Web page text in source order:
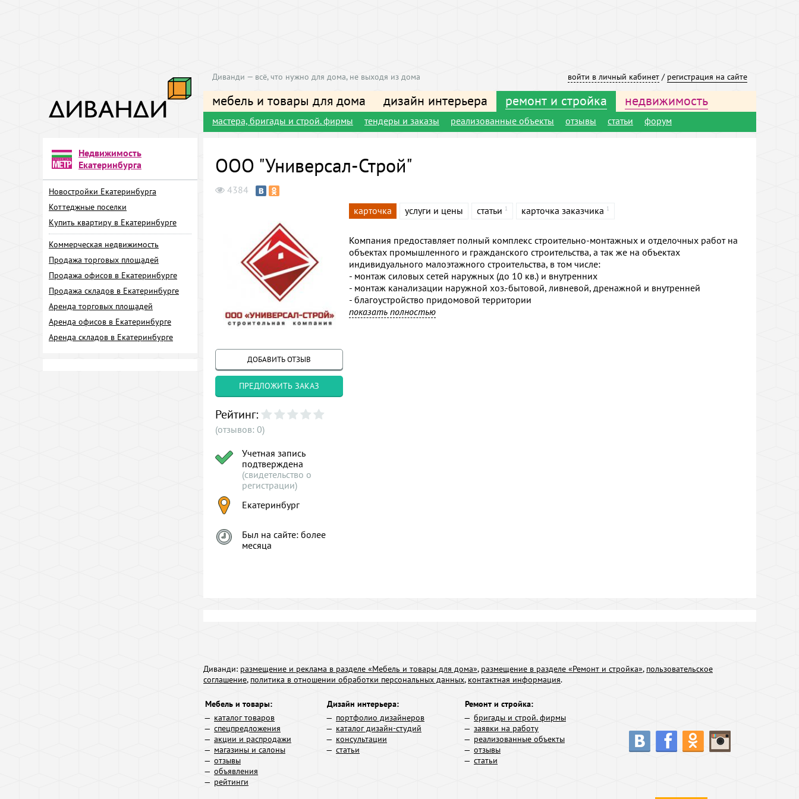
войти в личный кабинет / регистрация на сайте
Диванди — всё, что нужно для дома, не выходя из дома
мебель и товары для дома дизайн интерьера ремонт и стройка недвижимость
мастера, бригады и строй. фирмы тендеры и заказы реализованные объекты отзывы статьи форум
Недвижимость
Екатеринбурга
Новостройки Екатеринбурга
Коттеджные поселки
Купить квартиру в Екатеринбурге
Коммерческая недвижимость
Продажа торговых площадей
Продажа офисов в Екатеринбурге
Продажа складов в Екатеринбурге
Аренда торговых площадей
Аренда офисов в Екатеринбурге
Аренда складов в Екатеринбурге
ООО "Универсал-Строй"
4384
ДОБАВИТЬ ОТЗЫВ
ПРЕДЛОЖИТЬ ЗАКАЗ
Рейтинг:
(отзывов: 0)
Учетная запись
подтверждена
(свидетельство о
регистрации)
Екатеринбург
Был на сайте: более
месяца
карточка услуги и цены статьи 1 карточка заказчика 1
Компания предоставляет полный комплекс строительно-монтажных и отделочных работ на
объектах промышленного и гражданского строительства, а так же на объектах
индивидуального малоэтажного строительства, в том числе:
- монтаж силовых сетей наружных (до 10 кв.) и внутренних
- монтаж канализации наружной хоз.-бытовой, ливневой, дренажной и внутренней
- благоустройство придомовой территории
Дополнительно:
показать полностью
Диванди: размещение и реклама в разделе «Мебель и товары для дома», размещение в разделе «Ремонт и стройка», пользовательское
соглашение, политика в отношении обработки персональных данных, контактная информация.
Мебель и товары:
каталог товаров
спецпредложения
акции и распродажи
магазины и салоны
отзывы
объявления
рейтинги
Дизайн интерьера:
портфолио дизайнеров
каталог дизайн-студий
консультации
статьи
Ремонт и стройка:
бригады и строй. фирмы
заявки на работу
реализованные объекты
отзывы
статьи